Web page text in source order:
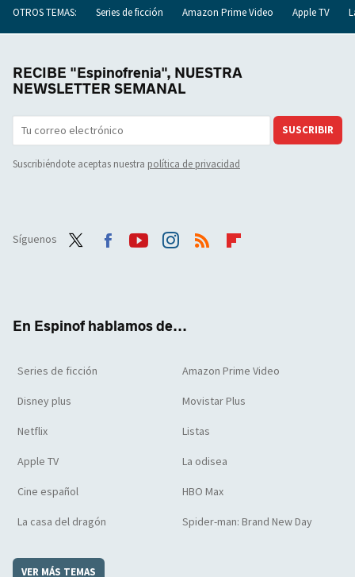
OTROS TEMAS: Series de ficción Amazon Prime Video Apple TV
RECIBE "Espinofrenia", NUESTRA
NEWSLETTER SEMANAL
SUSCRIBIR
Suscribiéndote aceptas nuestra política de privacidad
Síguenos
En Espinof hablamos de...
Series de ficción Amazon Prime Video
Disney plus Movistar Plus
Netflix Listas
Apple TV La odisea
Cine español HBO Max
La casa del dragón Spider-man: Brand New Day
VER MÁS TEMAS